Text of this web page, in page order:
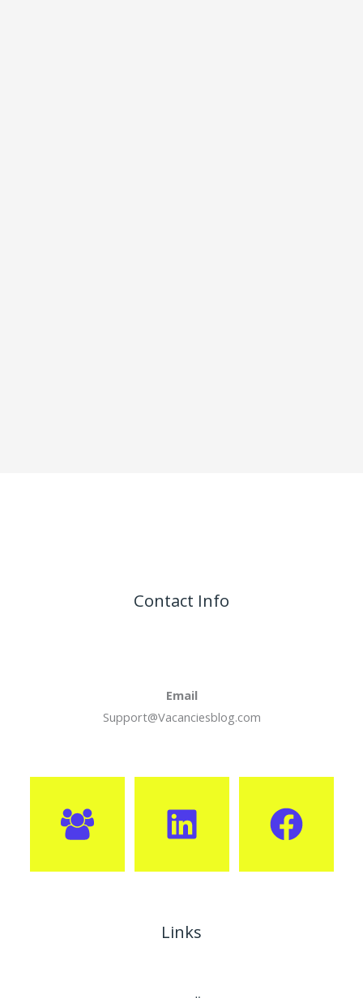
Contact Info
Email
Support@Vacanciesblog.com
Links